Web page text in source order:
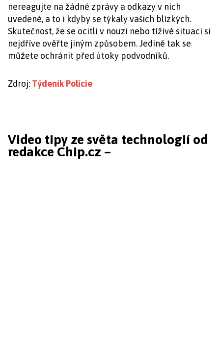
nereagujte na žádné zprávy a odkazy v nich
uvedené, a to i kdyby se týkaly vašich blízkých.
Skutečnost, že se ocitli v nouzi nebo tíživé situaci si
nejdříve ověřte jiným způsobem. Jedině tak se
můžete ochránit před útoky podvodníků.
Zdroj: Týdeník Policie
Video tipy ze světa technologií od
redakce Chip.cz –